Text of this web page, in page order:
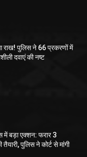
पुलिस ने 66 प्रकरणों में
दवाएं की नष्ट
में बड़ा एक्शन: फरार 3
पुलिस ने कोर्ट से मांगी